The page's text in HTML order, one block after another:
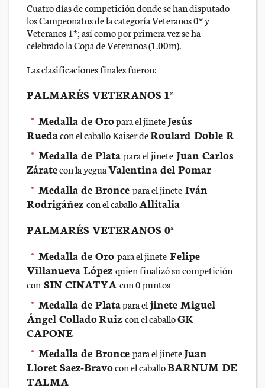
Cuatro días de competición donde se han disputado
los Campeonatos de la categoría Veteranos 0* y
Veteranos 1*; así como por primera vez se ha
celebrado la Copa de Veteranos (1.00m).
Las clasificaciones finales fueron:
PALMARÉS VETERANOS 1*
Medalla de Oropara el jineteJesús
Ruedacon el caballo Kaiser deRoulard Doble R
Medalla de Plata para el jinete Juan Carlos
Záratecon la yeguaValentina del Pomar
Medalla de Bronce para el jinete Iván
Rodrigáñez con el caballoAllitalia
PALMARÉS VETERANOS 0*
Medalla de Oro para el jinete Felipe
Villanueva López quien finalizó su competición
con SIN CINATYA con 0 puntos
Medalla de Platapara el jinete Miguel
Ángel ColladoRuiz con el caballoGK
CAPONE
Medalla de Bronce para el jineteJuan
Lloret Saez-Bravocon el caballoBARNUM DE
TALMA